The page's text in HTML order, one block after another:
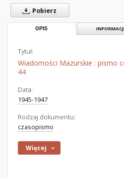
Pobierz
OPIS
Tytuł:
Wiadomości Mazurskie : pismo
44
Data:
1945-1947
Rodzaj dokumentu:
czasopismo
Więcej